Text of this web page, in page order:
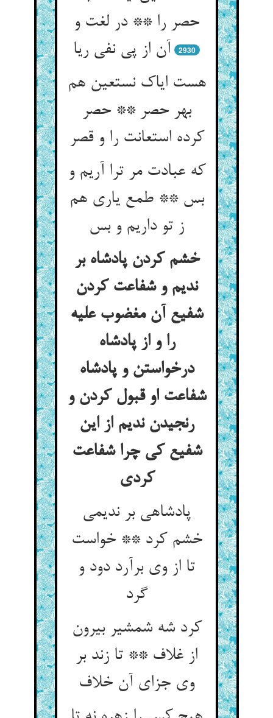
حصر را ** در لغت و
آن از پی نفی ریا
2930
هست ایاک نستعین هم
بهر حصر ** حصر
کرده استعانت را و قصر
که عبادت مر ترا آریم و
بس ** طمع یاری هم
ز تو داریم و بس
خشم کردن پادشاه بر
ندیم و شفاعت کردن
شفیع آن مغضوب علیه
را و از پادشاه
درخواستن و پادشاه
شفاعت او قبول کردن و
رنجیدن ندیم از این
شفیع کی چرا شفاعت
کردی
پادشاهی بر ندیمی
خشم کرد ** خواست
تا از وی برآرد دود و
گرد
کرد شه شمشیر بیرون
از غلاف ** تا زند بر
وی جزای آن خلاف